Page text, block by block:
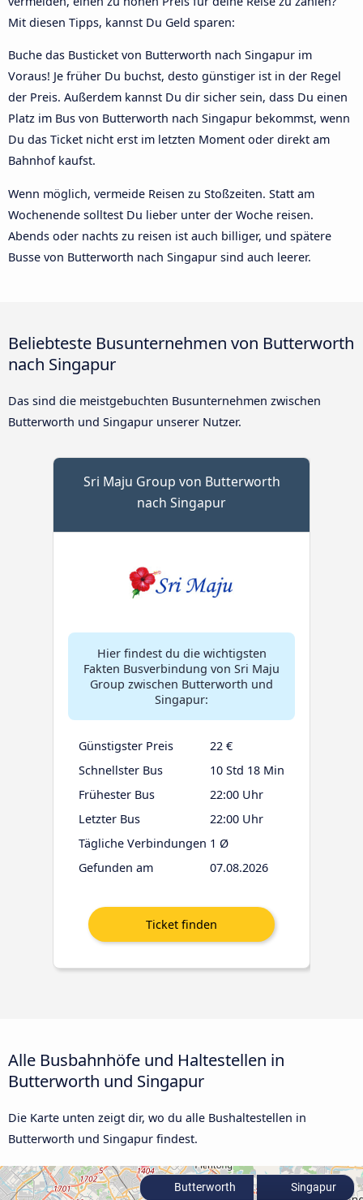
Mit diesen Tipps, kannst Du Geld sparen:
Buche das Busticket von Butterworth nach Singapur im
Voraus! Je früher Du buchst, desto günstiger ist in der Regel
der Preis. Außerdem kannst Du dir sicher sein, dass Du einen
Platz im Bus von Butterworth nach Singapur bekommst, wenn
Du das Ticket nicht erst im letzten Moment oder direkt am
Bahnhof kaufst.
Wenn möglich, vermeide Reisen zu Stoßzeiten. Statt am
Wochenende solltest Du lieber unter der Woche reisen.
Abends oder nachts zu reisen ist auch billiger, und spätere
Busse von Butterworth nach Singapur sind auch leerer.
Beliebteste Busunternehmen von Butterworth
nach Singapur
Das sind die meistgebuchten Busunternehmen zwischen
Butterworth und Singapur unserer Nutzer.
Sri Maju Group von Butterworth
nach Singapur
Hier findest du die wichtigsten
Fakten Busverbindung von Sri Maju
Group zwischen Butterworth und
Singapur:
Günstigster Preis
22 €
Schnellster Bus
10 Std 18 Min
Frühester Bus
22:00 Uhr
Letzter Bus
22:00 Uhr
Tägliche Verbindungen 1 Ø
Gefunden am
07.08.2026
Alle Busbahnhöfe und Haltestellen in
Butterworth und Singapur
Die Karte unten zeigt dir, wo du alle Bushaltestellen in
Butterworth und Singapur findest.
Butterworth Singapur